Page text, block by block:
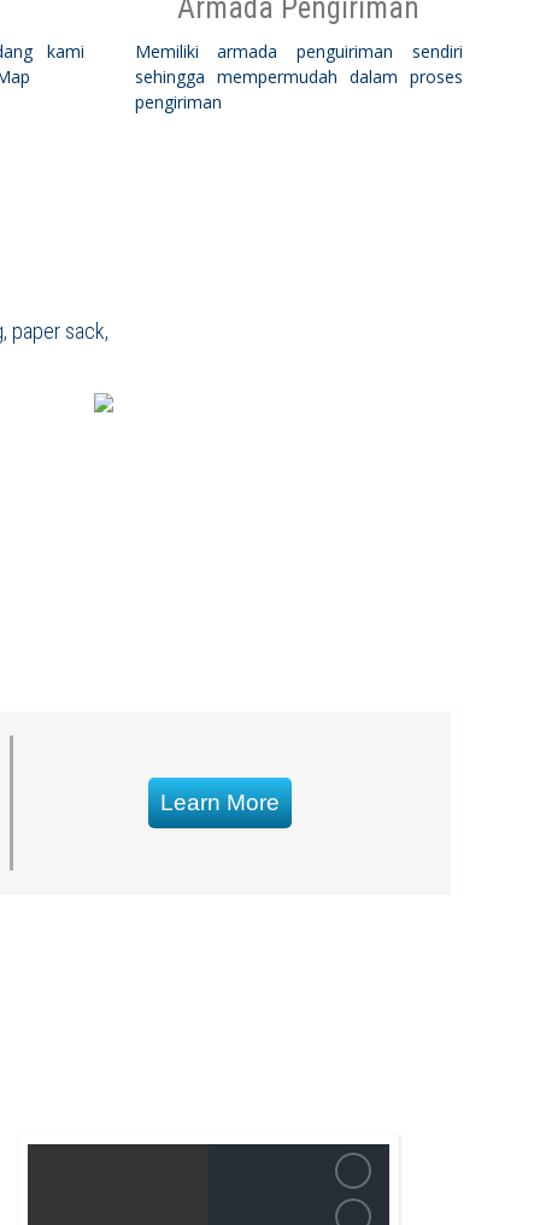
kami
Armada Pengiriman
Memiliki armada penguiriman sendiri
sehingga mempermudah dalam proses
pengiriman
paper sack,
Learn More